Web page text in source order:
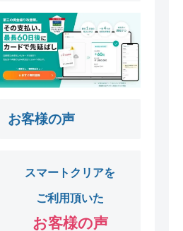
お客様の声
スマートクリアを
ご利用頂いた
お客様の声